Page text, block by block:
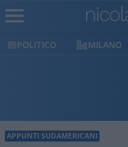
POLITICO MILANO
APPUNTI SUDAMERICANI